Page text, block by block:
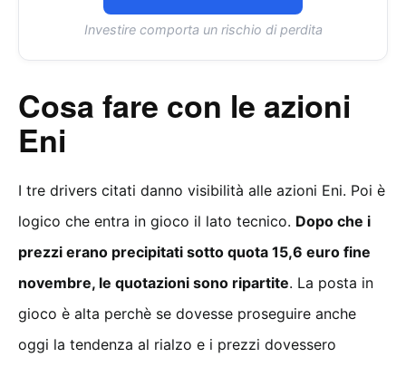
Investire comporta un rischio di perdita
Cosa fare con le azioni
Eni
I tre drivers citati danno visibilità alle azioni Eni. Poi è
logico che entra in gioco il lato tecnico. Dopo che i
prezzi erano precipitati sotto quota 15,6 euro fine
novembre, le quotazioni sono ripartite. La posta in
gioco è alta perchè se dovesse proseguire anche
oggi la tendenza al rialzo e i prezzi dovessero